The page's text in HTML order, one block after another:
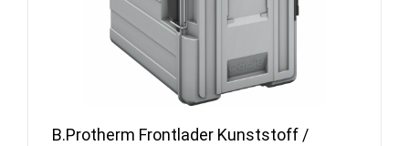
B.Protherm Frontlader Kunststoff /